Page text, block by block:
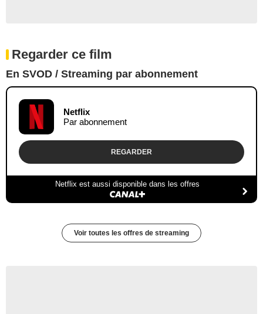
Regarder ce film
En SVOD / Streaming par abonnement
Netflix
Par abonnement
REGARDER
Netflix est aussi disponible dans les offres
Voir toutes les offres de streaming